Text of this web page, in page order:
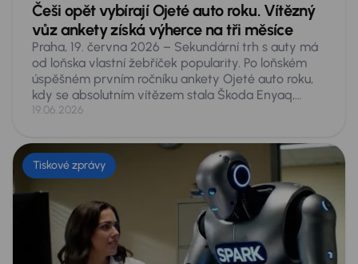
Češi opět vybírají Ojeté auto roku. Vítězný
vůz ankety získá výherce na tři měsíce
Praha, 19. června 2026 – Sekundární trh s auty má
od loňska vlastní žebříček popularity. Po loňském
úspěšném prvním ročníku ankety Ojeté auto roku,
kdy se absolutním vítězem stala Škoda Enyaq,
spouští AURES Holdings druhý ročník hlasování
19.06.2026
Tiskové zprávy